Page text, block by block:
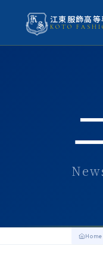
江東服飾高
KOTO
Home